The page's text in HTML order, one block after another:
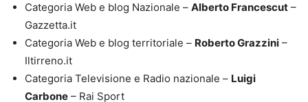
Categoria Web e blog Nazionale – Alberto Francescut –
Gazzetta.it
Categoria Web e blog territoriale – Roberto Grazzini –
Iltirreno.it
Categoria Televisione e Radio nazionale – Luigi
Carbone – Rai Sport